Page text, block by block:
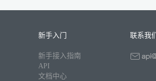
新手入门
新手接入指南
API
文档中心
联系我们